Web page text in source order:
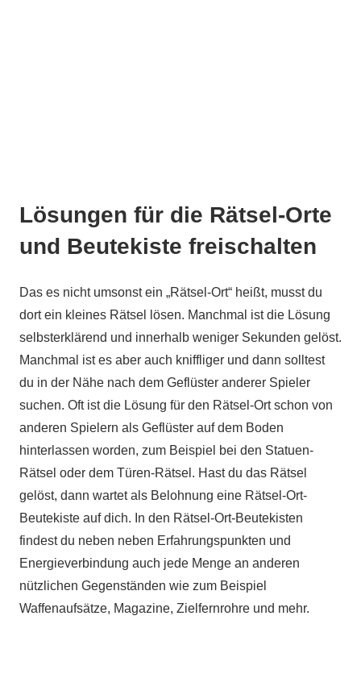
Lösungen für die Rätsel-Orte
und Beutekiste freischalten
Das es nicht umsonst ein „Rätsel-Ort“ heißt, musst du
dort ein kleines Rätsel lösen. Manchmal ist die Lösung
selbsterklärend und innerhalb weniger Sekunden gelöst.
Manchmal ist es aber auch kniffliger und dann solltest
du in der Nähe nach dem Geflüster anderer Spieler
suchen. Oft ist die Lösung für den Rätsel-Ort schon von
anderen Spielern als Geflüster auf dem Boden
hinterlassen worden, zum Beispiel bei den Statuen-
Rätsel oder dem Türen-Rätsel. Hast du das Rätsel
gelöst, dann wartet als Belohnung eine Rätsel-Ort-
Beutekiste auf dich. In den Rätsel-Ort-Beutekisten
findest du neben neben Erfahrungspunkten und
Energieverbindung auch jede Menge an anderen
nützlichen Gegenständen wie zum Beispiel
Waffenaufsätze, Magazine, Zielfernrohre und mehr.